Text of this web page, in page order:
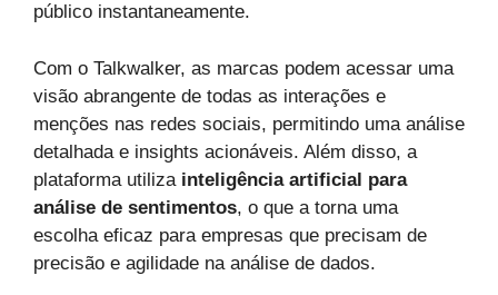
público instantaneamente.
Com o Talkwalker, as marcas podem acessar uma
visão abrangente de todas as interações e
menções nas redes sociais, permitindo uma análise
detalhada e insights acionáveis. Além disso, a
plataforma utiliza inteligência artificial para
análise de sentimentos, o que a torna uma
escolha eficaz para empresas que precisam de
precisão e agilidade na análise de dados.